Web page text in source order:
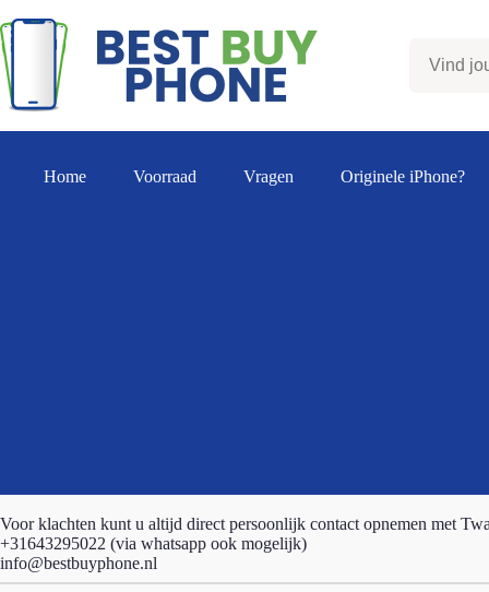
naar
de
inhoud
Home Voorraad Vragen Originele iPhone?
Voor klachten kunt u altijd direct persoonlijk contact opnemen met
+31643295022 (via whatsapp ook mogelijk)
info@bestbuyphone.nl